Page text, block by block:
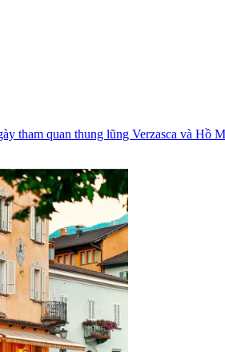
tham quan thung lũng Verzasca và Hồ